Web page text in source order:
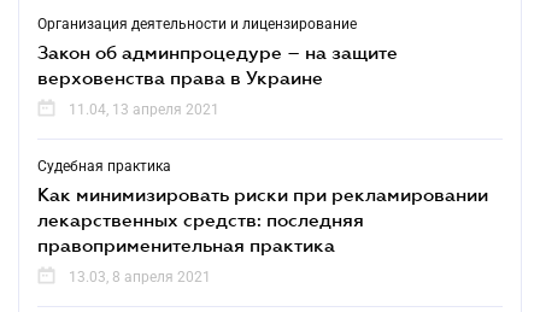
Организация деятельности и лицензирование
Закон об админпроцедуре – на защите
верховенства права в Украине
11.04, 13 апреля 2021
Судебная практика
Как минимизировать риски при рекламировании
лекарственных средств: последняя
правоприменительная практика
13.03, 8 апреля 2021